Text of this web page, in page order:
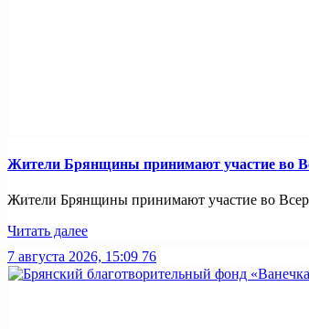
Жители Брянщины принимают участие во
Жители Брянщины принимают участие во
Читать далее
7 августа 2026, 15:09 76